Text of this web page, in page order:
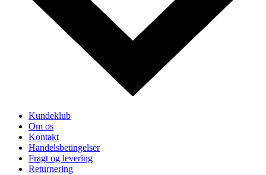
Kundeklub
Om os
Kontakt
Handelsbetingelser
Fragt og levering
Returnering